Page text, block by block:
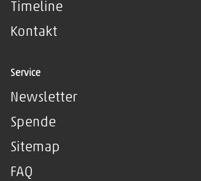
Timeline
Kontakt
Service
Newsletter
Spende
Sitemap
FAQ